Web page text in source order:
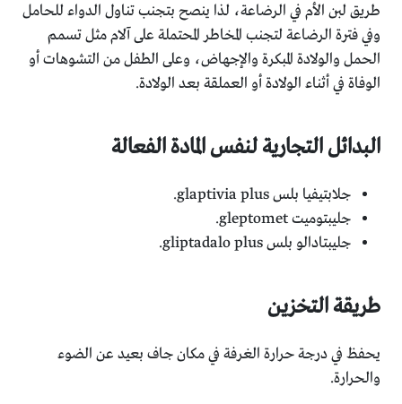
طريق لبن الأم في الرضاعة، لذا ينصح بتجنب تناول الدواء للحامل
وفي فترة الرضاعة لتجنب المخاطر المحتملة على آلام مثل تسمم
الحمل والولادة المبكرة والإجهاض، وعلى الطفل من التشوهات أو
الوفاة في أثناء الولادة أو العملقة بعد الولادة.
البدائل التجارية لنفس المادة الفعالة
جلابتيفيا بلس glaptivia plus.
جليبتوميت gleptomet.
جليبتادالو بلس gliptadalo plus.
طريقة التخزين
يحفظ في درجة حرارة الغرفة في مكان جاف بعيد عن الضوء
والحرارة.